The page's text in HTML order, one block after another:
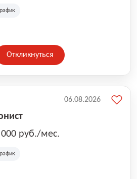
Откликнуться
руб./мес.
06.08.2026